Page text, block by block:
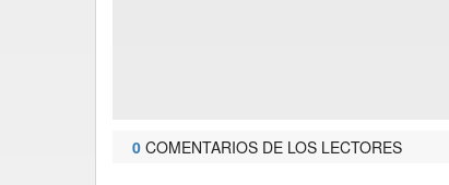
0 COMENTARIOS DE LOS LECTORES